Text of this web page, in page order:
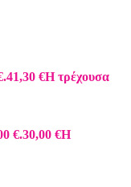
41,30 €Η τρέχουσα
€.30,00 €Η